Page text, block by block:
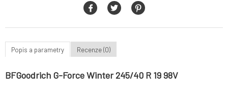
Popis a parametry Recenze (0)
BFGoodrich G-Force Winter 245/40 R 19 98V